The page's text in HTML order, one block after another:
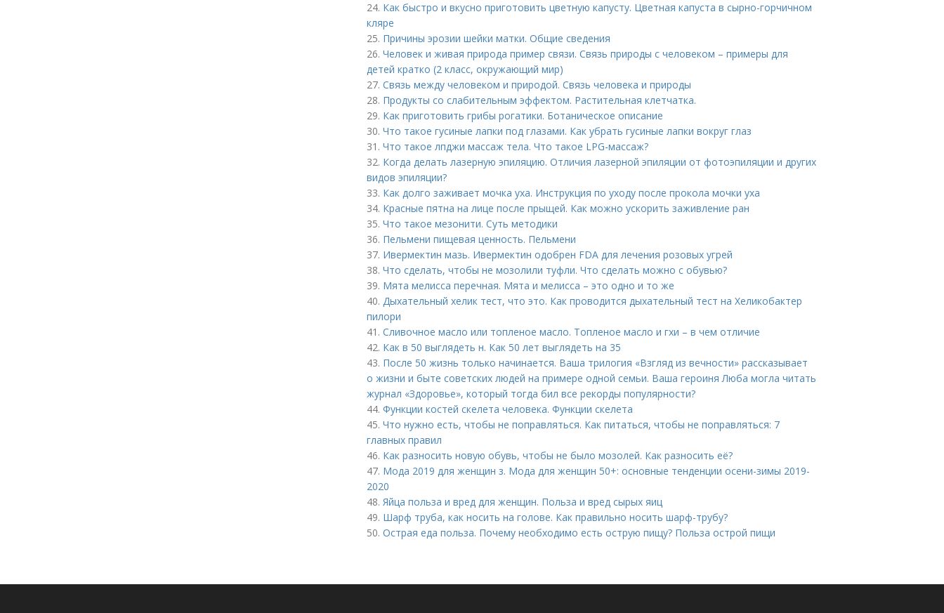
24. Как быстро и вкусно приготовить цветную капусту. Цветная капуста в сырно-горчичном
кляре
25. Причины эрозии шейки матки. Общие сведения
26. Человек и живая природа пример связи. Связь природы с человеком – примеры для
детей кратко (2 класс, окружающий мир)
27. Связь между человеком и природой. Связь человека и природы
28. Продукты со слабительным эффектом. Растительная клетчатка.
29. Как приготовить грибы рогатики. Ботаническое описание
30. Что такое гусиные лапки под глазами. Как убрать гусиные лапки вокруг глаз
31. Что такое лпджи массаж тела. Что такое LPG-массаж?
32. Когда делать лазерную эпиляцию. Отличия лазерной эпиляции от фотоэпиляции и других
видов эпиляции?
33. Как долго заживает мочка уха. Инструкция по уходу после прокола мочки уха
34. Красные пятна на лице после прыщей. Как можно ускорить заживление ран
35. Что такое мезонити. Суть методики
36. Пельмени пищевая ценность. Пельмени
37. Ивермектин мазь. Ивермектин одобрен FDA для лечения розовых угрей
38. Что сделать, чтобы не мозолили туфли. Что сделать можно с обувью?
39. Мята мелисса перечная. Мята и мелисса – это одно и то же
40. Дыхательный хелик тест, что это. Как проводится дыхательный тест на Хеликобактер
пилори
41. Сливочное масло или топленое масло. Топленое масло и гхи – в чем отличие
42. Как в 50 выглядеть н. Как 50 лет выглядеть на 35
43. После 50 жизнь только начинается. Ваша трилогия «Взгляд из вечности» рассказывает
о жизни и быте советских людей на примере одной семьи. Ваша героиня Люба могла читать
журнал «Здоровье», который тогда бил все рекорды популярности?
44. Функции костей скелета человека. Функции скелета
45. Что нужно есть, чтобы не поправляться. Как питаться, чтобы не поправляться: 7
главных правил
46. Как разносить новую обувь, чтобы не было мозолей. Как разносить её?
47. Мода 2019 для женщин з. Мода для женщин 50+: основные тенденции осени-зимы 2019-
2020
48. Яйца польза и вред для женщин. Польза и вред сырых яиц
49. Шарф труба, как носить на голове. Как правильно носить шарф-трубу?
50. Острая еда польза. Почему необходимо есть острую пищу? Польза острой пищи